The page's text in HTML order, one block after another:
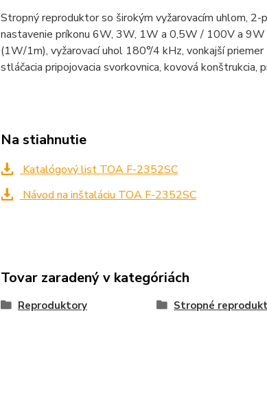
Stropný reproduktor so širokým vyžarovacím uhlom,
nastavenie príkonu 6W, 3W, 1W a 0,5W / 100V a
(1W/1m), vyžarovací uhol 180°/4 kHz, vonkajší
stláčacia pripojovacia svorkovnica, kovová konštrukcia,
Na stiahnutie
Katalógový list TOA F-2352SC
Návod na inštaláciu TOA F-2352SC
Tovar zaradený v kategóriách
Reproduktory Stropné